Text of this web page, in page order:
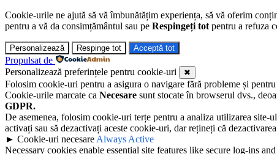
Cookie-urile ne ajută să vă îmbunătățim experiența, să vă oferim
pentru a vă da consimțământul sau pe Respingeți tot pentru a refuza
Personalizează Respinge tot Acceptă tot
Propulsat de
Personalizează preferințele pentru cookie-uri
✖
Folosim cookie-uri pentru a asigura o navigare fără probleme și
Cookie-urile marcate ca Necesare sunt stocate în browserul dvs.,
GDPR.
De asemenea, folosim cookie-uri terțe pentru a analiza utilizarea
activați sau să dezactivați aceste cookie-uri, dar rețineți că
► Cookie-uri necesare Always Active
Necessary cookies enable essential site features like secure log-ins